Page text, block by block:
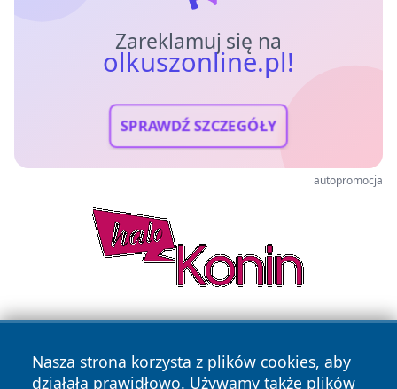
Zareklamuj się na
olkuszonline.pl!
SPRAWDŹ SZCZEGÓŁY
autopromocja
Nasza strona korzysta z plików cookies, aby
działała prawidłowo. Używamy także plików